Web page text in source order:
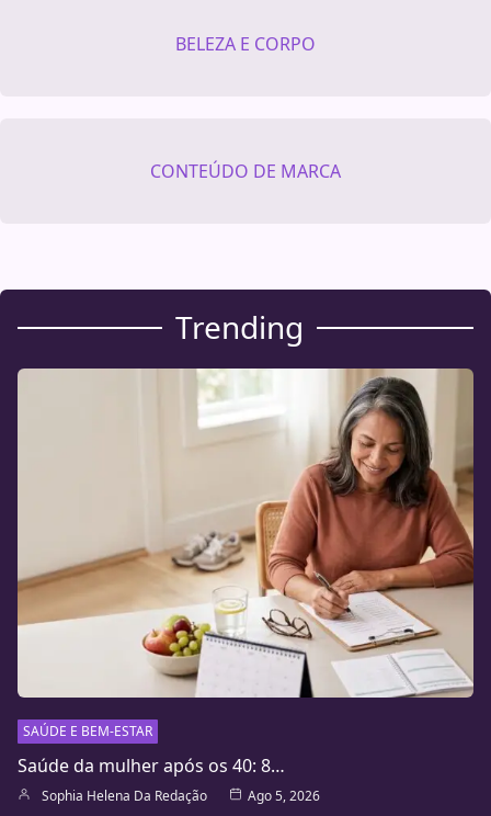
BELEZA E CORPO
CONTEÚDO DE MARCA
Trending
SAÚDE E BEM-ESTAR
Saúde da mulher após os 40: 8…
Sophia Helena Da Redação Ago 5, 2026